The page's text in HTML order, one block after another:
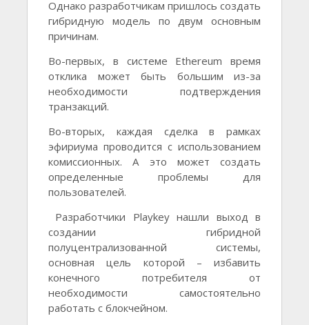
Однако разработчикам пришлось создать
гибридную модель по двум основным
причинам.
Во-первых, в системе Ethereum время
отклика может быть большим из-за
необходимости подтверждения
транзакций.
Во-вторых, каждая сделка в рамках
эфириума проводится с использованием
комиссионных. А это может создать
определенные проблемы для
пользователей.
Разработчики Playkey нашли выход в
создании гибридной
полуцентрализованной системы,
основная цель которой – избавить
конечного потребителя от
необходимости самостоятельно
работать с блокчейном.